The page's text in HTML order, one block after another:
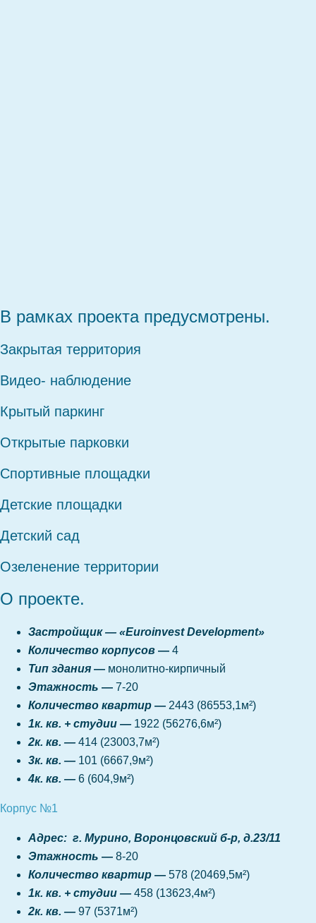
В рамках проекта предусмотрены.
Закрытая территория
Видео- наблюдение
Крытый паркинг
Открытые парковки
Спортивные площадки
Детские площадки
Детский сад
Озеленение территории
О проекте.
Застройщик — «Euroinvest Development»
Количество корпусов — 4
Тип здания — монолитно-кирпичный
Этажность — 7-20
Количество квартир — 2443 (86553,1м²)
1к. кв. + студии — 1922 (56276,6м²)
2к. кв. — 414 (23003,7м²)
3к. кв. — 101 (6667,9м²)
4к. кв. — 6 (604,9м²)
Корпус №1
Адрес: г. Мурино, Воронцовский б-р, д.23/11
Этажность — 8-20
Количество квартир — 578 (20469,5м²)
1к. кв. + студии — 458 (13623,4м²)
2к. кв. — 97 (5371м²)